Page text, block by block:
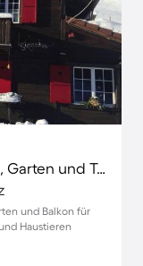
Charmantes Ferienhaus mit Grill, Garten und Terrasse | Haustiere sind willkommen
und Balkon für
Haustieren